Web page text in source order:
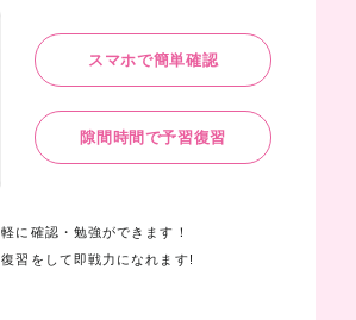
スマホで簡単確認
隙間時間で予習復習
に確認・勉強ができます！
習をして即戦力になれます!